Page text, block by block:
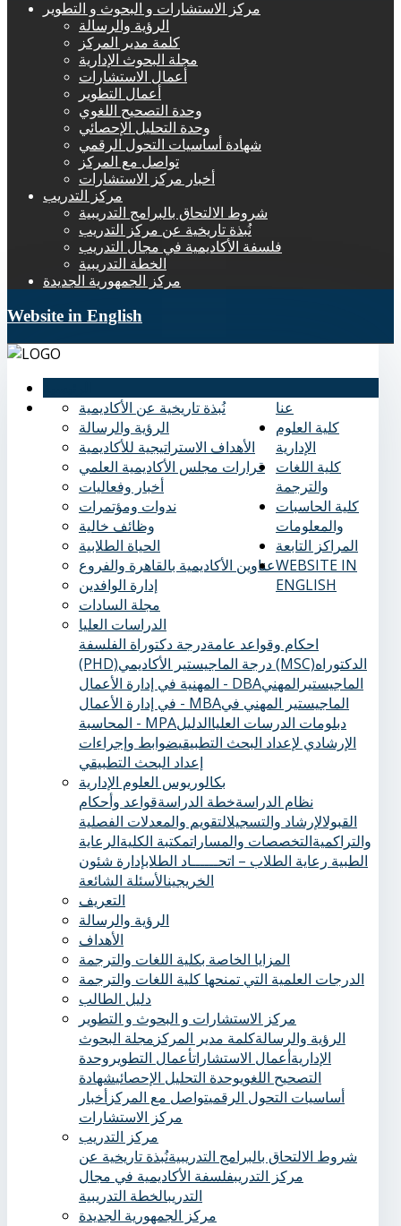
مركز الاستشارات و البحوث و التطوير
الرؤية والرسالة
كلمة مدير المركز
مجلة البحوث الإدارية
أعمال الاستشارات
أعمال التطوير
وحدة التصحيح اللغوي
وحدة التحليل الإحصائي
شهادة أساسيات التحول الرقمي
تواصل مع المركز
أخبار مركز الاستشارات
مركز التدريب
شروط الالتحاق بالبرامج التدريبية
نُبذة تاريخية عن مركز التدريب
فلسفة الأكاديمية في مجال التدريب
الخطة التدريبية
مركز الجمهورية الجديدة
Website in English
عنا
نُبذة تاريخية عن الأكاديمية
الرؤية والرسالة
الأهداف الاستراتيجية للأكاديمية
قرارات مجلس الأكاديمية العلمي
أخبار وفعاليات
ندوات ومؤتمرات
وظائف خالية
الحياة الطلابية
عناوين الأكاديمية بالقاهرة والفروع
إدارة الوافدين
كلية العلوم
الإدارية
مجلة السادات
الدراسات العليا
احكام وقواعد عامةدرجة دكتوراة الفلسفة
(PHD)
درجة الماجيستير الأكاديمي (MSC)الدكتوراه
المهنية في إدارة الأعمال - DBAالماجيستيرالمهني
في إدارة الأعمال - MBAالماجيستير المهني في
المحاسبة - MPA
دبلومات الدرسات العلياالدليل
الإرشادي لإعداد البحث التطبيقيضوابط وإجراءات
إعداد البحث التطبيقي
بكالوريوس العلوم الإدارية
نظام الدراسةخطة الدراسةقواعد وأحكام
القبولالإرشاد والتسجيلالتقويم والمعدلات الفصلية
والتراكميةالتخصصات والمساراتمكتبة الكليةالرعاية
الطبية ‏ رعاية الطلاب – اتحــــــاد الطلابإدارة شئون
الخريجينالأسئلة الشائعة
كلية اللغات
والترجمة
التعريف
الرؤية والرسالة
الأهداف
المزايا الخاصة بكلية اللغات والترجمة
الدرجات العلمية التي تمنحها كلية اللغات والترجمة
دليل الطالب
كلية الحاسبات
والمعلومات
المراكز التابعة
مركز الاستشارات و البحوث و التطوير
الرؤية والرسالةكلمة مدير المركز مجلة البحوث
الإداريةأعمال الاستشاراتأعمال التطوير وحدة
التصحيح اللغويوحدة التحليل الإحصائيشهادة
أساسيات التحول الرقميتواصل مع المركزأخبار
مركز الاستشارات
مركز التدريب
شروط الالتحاق بالبرامج التدريبيةنُبذة تاريخية عن
مركز التدريبفلسفة الأكاديمية في مجال
التدريبالخطة التدريبية
مركز الجمهورية الجديدة
WEBSITE IN
ENGLISH